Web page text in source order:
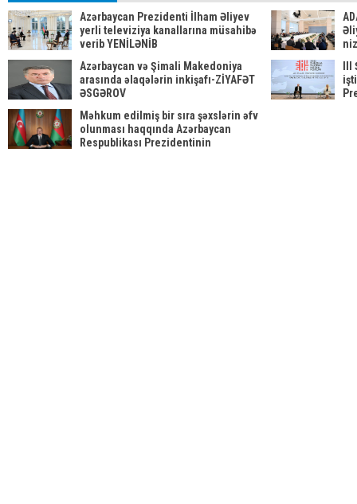
Azərbaycan Prezidenti İlham Əliyev
yerli televiziya kanallarına müsahibə
verib YENİLƏNİB
Azərbaycan və Şimali Makedoniya
arasında əlaqələrin inkişafı-ZİYAFƏT
ƏSGƏROV
Məhkum edilmiş bir sıra şəxslərin əfv
olunması haqqında Azərbaycan
Respublikası Prezidentinin